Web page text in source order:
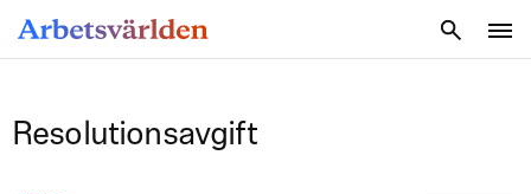
Resolutionsavgift